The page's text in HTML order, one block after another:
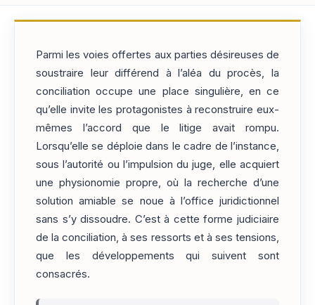
Parmi les voies offertes aux parties désireuses de
soustraire leur différend à l’aléa du procès, la
conciliation occupe une place singulière, en ce
qu’elle invite les protagonistes à reconstruire eux-
mêmes l’accord que le litige avait rompu.
Lorsqu’elle se déploie dans le cadre de l’instance,
sous l’autorité ou l’impulsion du juge, elle acquiert
une physionomie propre, où la recherche d’une
solution amiable se noue à l’office juridictionnel
sans s’y dissoudre. C’est à cette forme judiciaire
de la conciliation, à ses ressorts et à ses tensions,
que les développements qui suivent sont
consacrés.